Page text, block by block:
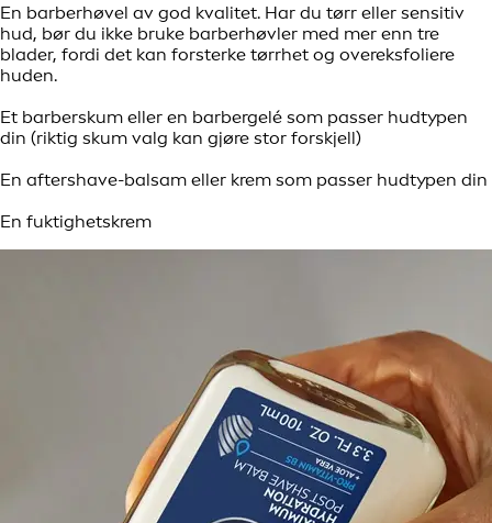
En barberhøvel av god kvalitet. Har du tørr eller sensitiv
hud, bør du ikke bruke barberhøvler med mer enn tre
blader, fordi det kan forsterke tørrhet og overeksfoliere
huden.
Et barberskum eller en barbergelé som passer hudtypen
din (riktig skum valg kan gjøre stor forskjell)
En aftershave-balsam eller krem som passer hudtypen din
En fuktighetskrem